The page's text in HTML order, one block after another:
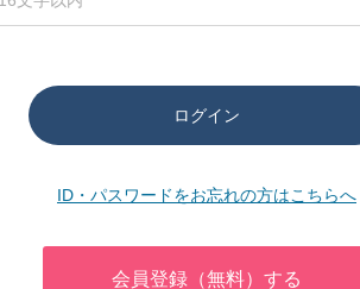
ログイン
ID・パスワードをお忘れの方はこちらへ
会員登録（無料）する